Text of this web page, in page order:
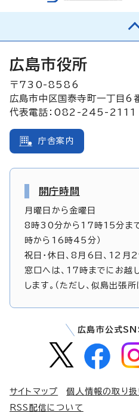
広島市役所
〒730-8586
広島市中区国泰寺町一丁目6
代表電話：082-245-2111
庁舎案内
開庁時間
月曜日から金曜日
8時30分から17時15分まで
時から16時45分）
祝日・休日、8月6日、12
窓口へは、17時までにお越
します。（ただし、似島出張
広島市公式
サイトマップ 個人情報の取り
RSS配信について